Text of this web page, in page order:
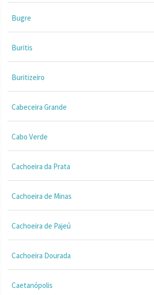
Bugre
Buritis
Buritizeiro
Cabeceira Grande
Cabo Verde
Cachoeira da Prata
Cachoeira de Minas
Cachoeira de Pajeú
Cachoeira Dourada
Caetanópolis